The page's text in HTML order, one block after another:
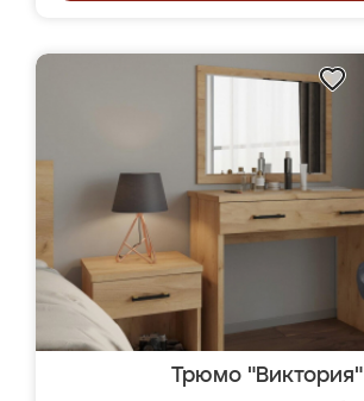
Трюмо "Виктория"